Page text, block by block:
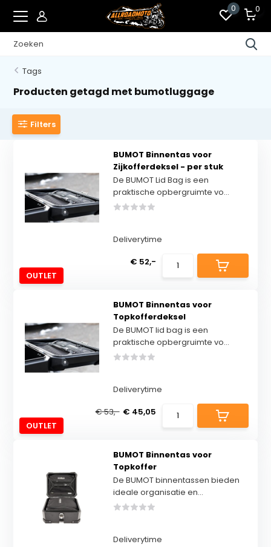
0 0
Tags
Producten getagd met bumotluggage
Filters
OUTLET
BUMOT Binnentas voor
Zijkofferdeksel - per stuk
De BUMOT Lid Bag is een
praktische opbergruimte vo...
Deliverytime
€ 52,-
OUTLET
BUMOT Binnentas voor
Topkofferdeksel
De BUMOT lid bag is een
praktische opbergruimte vo...
Deliverytime
€ 53,- € 45,05
BUMOT Binnentas voor
Topkoffer
De BUMOT binnentassen bieden
ideale organisatie en...
Deliverytime